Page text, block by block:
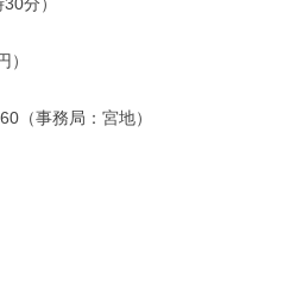
）
（事務局：宮地）